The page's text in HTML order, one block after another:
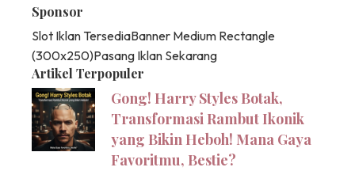
Sponsor
Slot Iklan TersediaBanner Medium Rectangle
(300x250)Pasang Iklan Sekarang
Artikel Terpopuler
Gong! Harry Styles Botak,
Transformasi Rambut Ikonik
yang Bikin Heboh! Mana Gaya
Favoritmu, Bestie?